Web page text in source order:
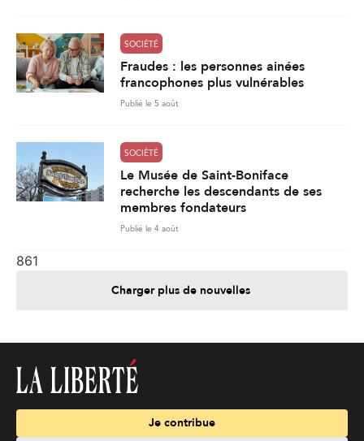
SOCIÉTÉ
Fraudes : les personnes ainées
francophones plus vulnérables
Publié le 5 août
SOCIÉTÉ
Le Musée de Saint-Boniface
recherche les descendants de ses
membres fondateurs
Publié le 4 août
861
Charger plus de nouvelles
Je contribue